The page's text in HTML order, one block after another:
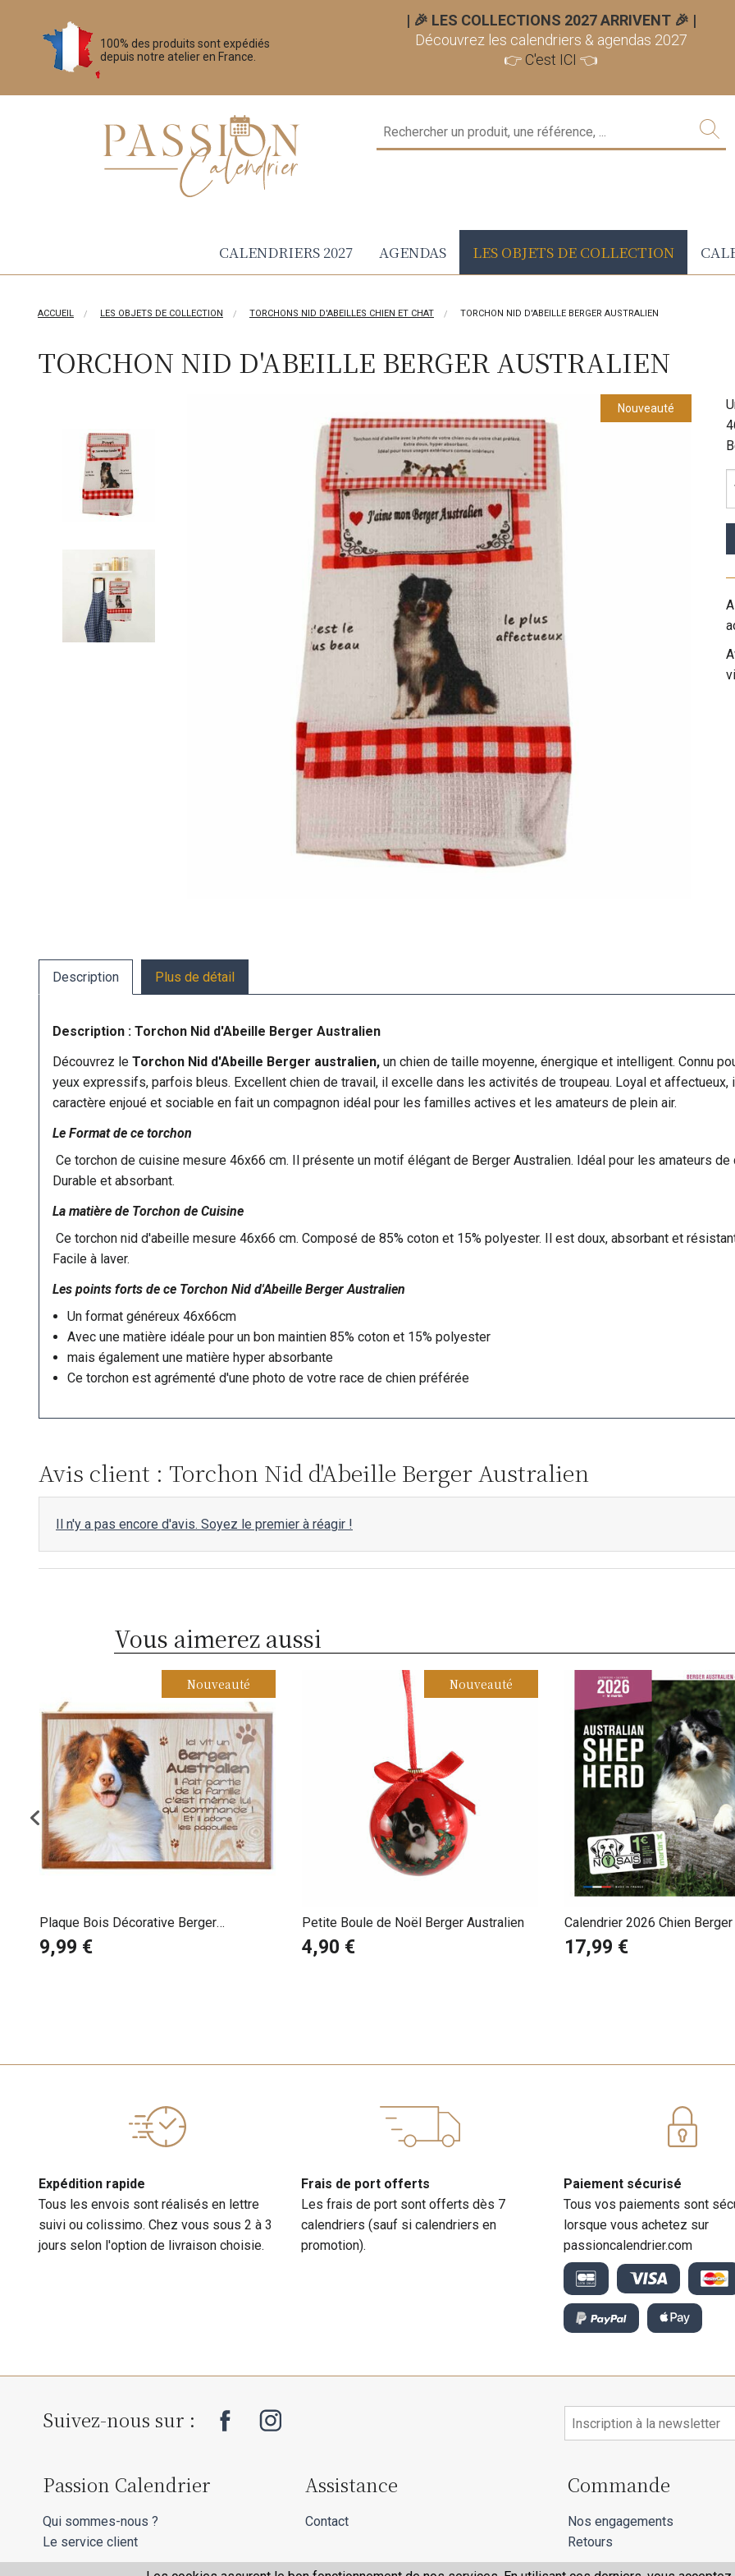
100% des produits sont expédiés
depuis notre atelier en France.
| 🎉 LES COLLECTIONS 2027 ARRIVENT 🎉 |
Découvrez les calendriers & agendas 2027
👉 C'est ICI 👈
CALENDRIERS 2027 AGENDAS LES OBJETS DE COLLECTION
ACCUEIL LES OBJETS DE COLLECTION TORCHONS NID D'ABEILLES CHIEN ET CHAT TORCHON NID D'ABEILLE BERGER AUSTRALIEN
TORCHON NID D'ABEILLE BERGER AUSTRALIEN
Nouveauté
Description Plus de détail
Description : Torchon Nid d'Abeille Berger Australien
Découvrez le Torchon Nid d'Abeille Berger australien, un chien de taille moyenne, énergique et intelligent. Connu
yeux expressifs, parfois bleus. Excellent chien de travail, il excelle dans les activités de troupeau. Loyal et
caractère enjoué et sociable en fait un compagnon idéal pour les familles actives et les amateurs de plein air.
Le Format de ce torchon
Ce torchon de cuisine mesure 46x66 cm. Il présente un motif élégant de Berger Australien. Idéal pour les amateurs
Durable et absorbant.
La matière de Torchon de Cuisine
Ce torchon nid d'abeille mesure 46x66 cm. Composé de 85% coton et 15% polyester. Il est doux, absorbant et
Facile à laver.
Les points forts de ce Torchon Nid d'Abeille Berger Australien
Un format généreux 46x66cm
Avec une matière idéale pour un bon maintien 85% coton et 15% polyester
mais également une matière hyper absorbante
Ce torchon est agrémenté d'une photo de votre race de chien préférée
Avis client : Torchon Nid d'Abeille Berger Australien
Il n'y a pas encore d'avis. Soyez le premier à réagir !
Vous aimerez aussi
Nouveauté
Plaque Bois Décorative Berger
Australien Rouge Tricolore
9,99 €
Nouveauté
Petite Boule de Noël Berger Australien
4,90 €
Calendrier 2026 Chien
17,99 €
Expédition rapide
Tous les envois sont réalisés en lettre
suivi ou colissimo. Chez vous sous 2 à 3
jours selon l'option de livraison choisie.
Frais de port offerts
Les frais de port sont offerts dès 7
calendriers (sauf si calendriers en
promotion).
Paiement sécurisé
Tous vos paiements sont
lorsque vous achetez sur
passioncalendrier.com
Suivez-nous sur :
Passion Calendrier
Qui sommes-nous ?
Le service client
Assistance
Contact
Commande
Nos engagements
Retours